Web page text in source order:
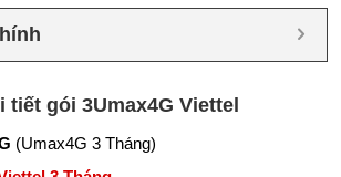
tiết gói 3Umax4G Viettel
(Umax4G 3 Tháng)